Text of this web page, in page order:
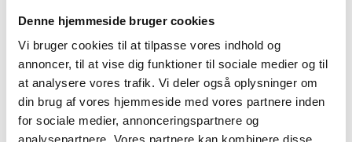
Denne hjemmeside bruger cookies
Vi bruger cookies til at tilpasse vores indhold og
annoncer, til at vise dig funktioner til sociale medier og til
at analysere vores trafik. Vi deler også oplysninger om
din brug af vores hjemmeside med vores partnere inden
for sociale medier, annonceringspartnere og
analysepartnere. Vores partnere kan kombinere disse
af, og uanset dit niveau er du altid velkommen her hos os,
når du er på udkig efter nytgolfudstyr . Med mange ture
forbi golfbanen slides ditgolfudstyrmed tiden op, og så
er det rart altid at vide, hvor du kan kigge hen for at købe
lige det, du har brug for. Du kan altid regne med os
nærmest uanset, hvad du mangler inden forgolfudstyr,
og det er altid spændende at gå på opdagelse i vores